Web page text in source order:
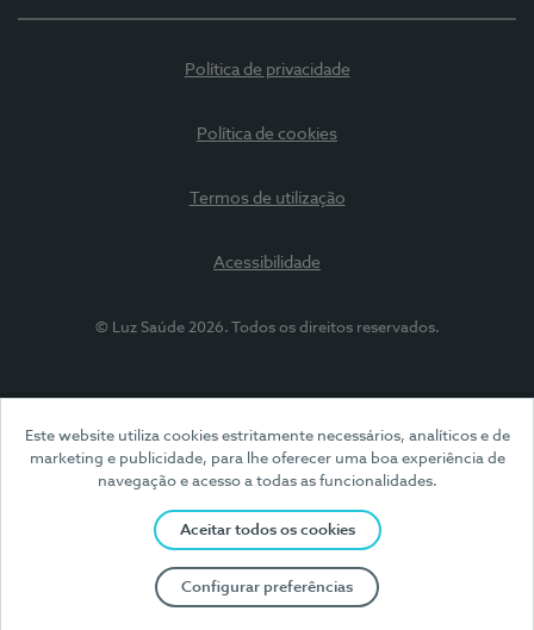
Este website utiliza cookies estritamente necessários, analíticos e de
marketing e publicidade, para lhe oferecer uma boa experiência de
navegação e acesso a todas as funcionalidades.
Aceitar todos os cookies
Configurar preferências
Política de privacidade
Política de cookies
Termos de utilização
Acessibilidade
© Luz Saúde 2026. Todos os direitos reservados.